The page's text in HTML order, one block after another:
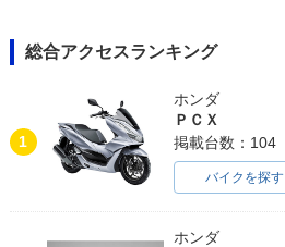
総合アクセスランキング
1
ホンダ
ＰＣＸ
掲載台数：104
バイクを探す
ホンダ